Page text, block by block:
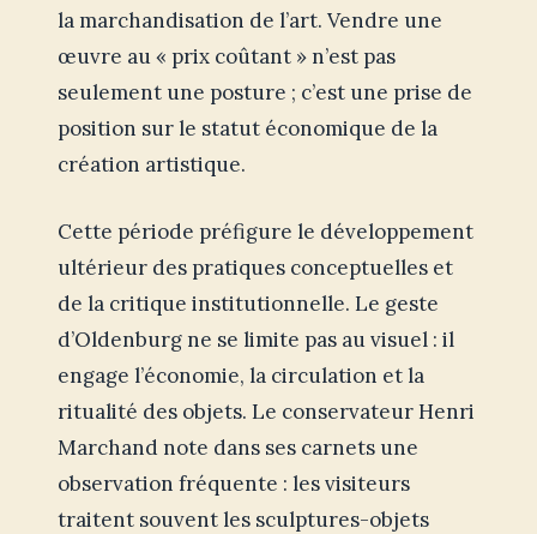
la marchandisation de l’art. Vendre une
œuvre au « prix coûtant » n’est pas
seulement une posture ; c’est une prise de
position sur le statut économique de la
création artistique.
Cette période préfigure le développement
ultérieur des pratiques conceptuelles et
de la critique institutionnelle. Le geste
d’Oldenburg ne se limite pas au visuel : il
engage l’économie, la circulation et la
ritualité des objets. Le conservateur Henri
Marchand note dans ses carnets une
observation fréquente : les visiteurs
traitent souvent les sculptures-objets